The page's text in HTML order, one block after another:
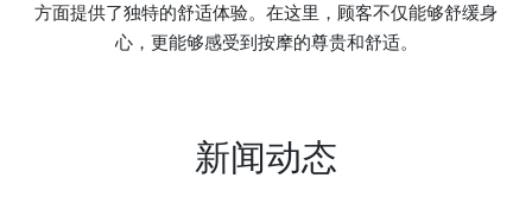
方面提供了独特的舒适体验。在这里，顾客不仅能够舒缓身
心，更能够感受到按摩的尊贵和舒适。
新闻动态